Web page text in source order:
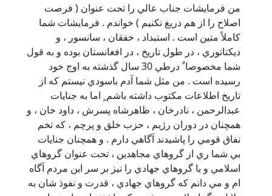
من فرمايشات جناب عالي را تحت عنوان ( فرصت
اصلاح را از هم دريغ نكنيم ) خواندم . فرمايشات شما
كاملاً متين است . استبداد ، خفقان ، سانسور ، و
ديكتاتوري ، در طول تاريخ ، در افغانستان بوده و به قول
شما مخصوصا ٌ‌ درطي 30 سال گذشته به اوج خود
رسيده است . من مثل شما آدم باسودي نيستم كه از
تاريخ اطلاعات مكتوب داشته باشم ٍ اما به جنايات
عبدالرحمن ، نادرخان ، ظاهرشاه پسرش ، داود خان ، و
همچنان در دوران رژيم ، حزب خلق و پرچم ، كه تخم
نفاق قومي را پاشيدند آگاهي دارم . و همچنان جنايات
بي شما ري از گروهاي مجاهدين ، تحت عنوان گروهاي
اسلامي و يا گروهاي جهادي را نيز بر سر اين مردم آگاه
ام و مي دانم كه گروهاي جهادي ، قدرت و نفوذ شان به